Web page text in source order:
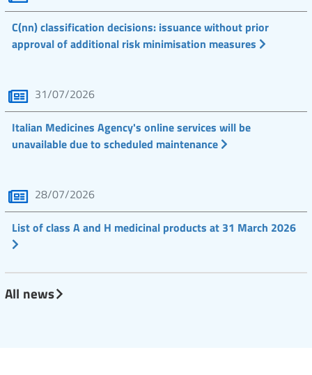
C(nn) classification decisions: issuance without prior
approval of additional risk minimisation measures
31/07/2026
Italian Medicines Agency's online services will be
unavailable due to scheduled maintenance
28/07/2026
List of class A and H medicinal products at 31 March 2026
All news